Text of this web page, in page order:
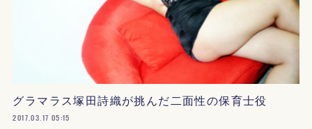
グラマラス塚田詩織が挑んだ二面性の保育士役
2017.03.17 05:15